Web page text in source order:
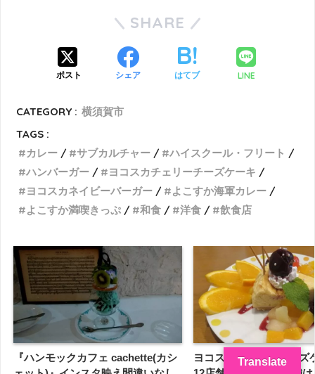
SHARE
ポスト シェア はてブ LINE
CATEGORY : 横須賀市
TAGS :
カレー
サブカルチャー
ハイスクール・フリート
ハンバーガー
ヨコスカチェリーチーズケーキ
ヨコスカネイビーバーガー
よこすか海軍カレー
よこすか満喫きっぷ
和食 洋食 飲食店
『ハンモックカフェ cachette(カシ
ヨコスカチェリーチーズ
Translate